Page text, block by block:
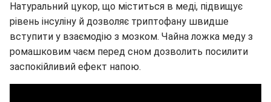
Натуральний цукор, що міститься в меді, підвищує
рівень інсуліну й дозволяє триптофану швидше
вступити у взаємодію з мозком. Чайна ложка меду з
ромашковим чаєм перед сном дозволить посилити
заспокійливий ефект напою.